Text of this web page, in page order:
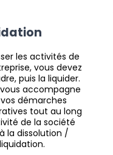
les activités de
vous devez
puis la liquider.
accompagne
démarches
tout au long
de la société
la dissolution /
liquidation.